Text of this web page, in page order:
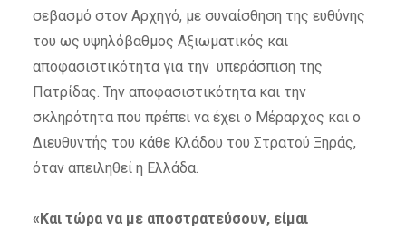
σεβασμό στον Αρχηγό, με συναίσθηση της ευθύνης
του ως υψηλόβαθμος Αξιωματικός και
αποφασιστικότητα για την υπεράσπιση της
Πατρίδας. Την αποφασιστικότητα και την
σκληρότητα που πρέπει να έχει ο Μέραρχος και ο
Διευθυντής του κάθε Κλάδου του Στρατού Ξηράς,
όταν απειληθεί η Ελλάδα.
«Και τώρα να με αποστρατεύσουν, είμαι